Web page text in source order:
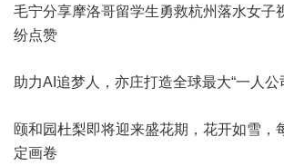
毛宁分享摩洛哥留学生勇救杭州落水女子
纷点赞
助力AI追梦人，亦庄打造全球最大“一人公
颐和园杜梨即将迎来盛花期，花开如雪，
定画卷